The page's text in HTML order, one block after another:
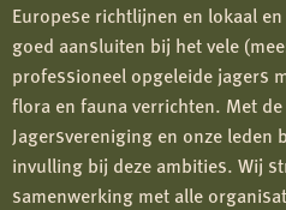
Europese richtlijnen en lokaal
goed aansluiten bij het vele
professioneel opgeleide jagers
flora en fauna verrichten. Met
Jagersvereniging en onze leden
invulling bij deze ambities. Wij
samenwerking met alle